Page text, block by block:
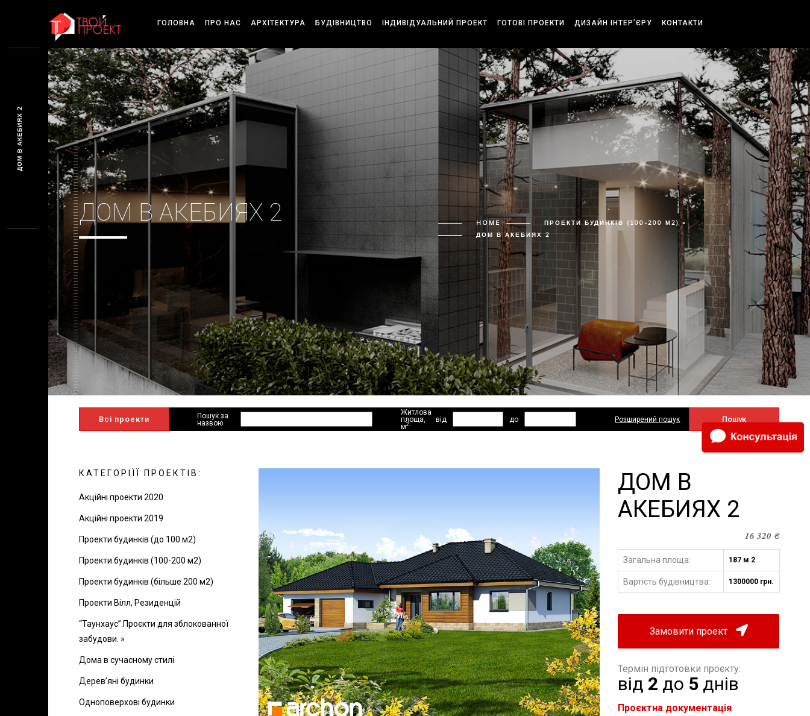
ГОЛОВНА ПРО НАС АРХІТЕКТУРА БУДІВНИЦТВО ІНДИВІДУАЛЬНИЙ ПРОЕКТ ГОТОВІ ПРОЕКТИ ДИЗАЙН ІНТЕР’ЄРУ КОНТАКТИ
ДОМ В АКЕБИЯХ 2 HOME
ПРОЕКТИ БУДИНКІВ (100-200 М2) »
ДОМ В АКЕБИЯХ 2
Всі проекти
Пошук за
назвою
Житлова
площа,
м2:
від до Пошук
Розширений пошук
КАТЕГОРІЇЇ ПРОЕКТІВ:
Акційні проекти 2020
Акційні проекти 2019
Проекти будинків (до 100 м2)
Проекти будинків (100-200 м2)
Проекти будинків (більше 200 м2)
Проекти Вілл, Резиденцій
“Таунхаус”.Проєкти для зблокованної
забудови. »
Дома в сучасному стилі
Дерев’яні будинки
Одноповерхові будинки
ДОМ В
АКЕБИЯХ 2
16 320₴
Загальна площа: 187 м 2
Вартість будівництва: 1300000 грн.
Замовити проект
Термін підготовки проєкту:
від 2 до 5 днів
Проєктна документація
ДОМ В АКЕБИЯХ 2